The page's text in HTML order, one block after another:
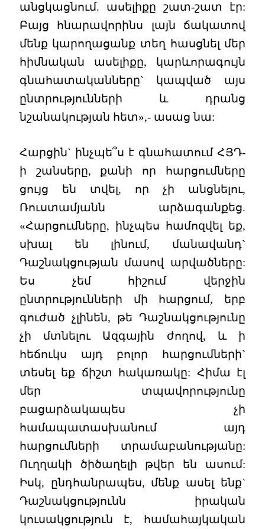
անցկացնում. ասելիքը շատ-շատ էր:
Բայց հնարավորինս լայն ճակատով
մենք կարողացանք տեղ հասցնել մեր
հիմնական ասելիքը, կարևորագույն
գնահատականները` կապված այս
ընտրությունների և դրանց
նշանակության հետ»,- ասաց նա:
Հարցին` ինչպե՞ս է գնահատում ՀՅԴ-
ի շանսերը, քանի որ հարցումները
ցույց են տվել, որ չի անցնելու,
Ռուստամյանն արձագանքեց.
«Հարցումները, ինչպես համոզվել եք,
սխալ են լինում, մանավանդ`
Դաշնակցության մասով արվածները:
Ես չեմ հիշում վերջին
ընտրությունների մի հարցում, երբ
գուժած չլինեն, թե Դաշնակցությունը
չի մտնելու Ազգային ժողով, և ի
հեճուկս այդ բոլոր հարցումների`
տեսել եք ճիշտ հակառակը: Հիմա էլ
մեր տպավորությունը
բացարձակապես չի
համապատասխանում այդ
հարցումների տրամաբանությանը:
Ուղղակի ծիծաղելի թվեր են ասում:
Իսկ, ընդհանրապես, մենք ասել ենք`
Դաշնակցությունն իրական
կուսակցություն է, համահայկական